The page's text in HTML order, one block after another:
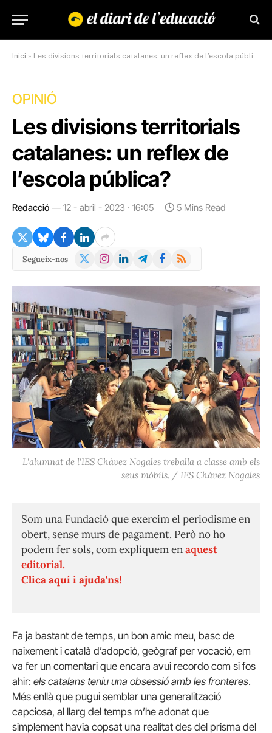
Inici » Les divisions territorials catalanes: un reflex de l’escola pública?
OPINIÓ
Les divisions territorials
catalanes: un reflex de
l’escola pública?
Redacció 12 - abril - 2023 · 16:05 5 Mins Read
Segueix-nos
X
Instagram
LinkedInTelegramFacebook
RSS
L'alumnat de l'IES Chávez Nogales treballa a classe amb els
seus mòbils. / IES Chávez Nogales
Som una Fundació que exercim el periodisme en
obert, sense murs de pagament. Però no ho
podem fer sols, com expliquem enaquest
editorial.
Clica aquí i ajuda'ns!
Fa ja bastant de temps, un bon amic meu, basc de
naixement i català d’adopció, geògraf per vocació, em
va fer un comentari que encara avui recordo com si fos
ahir: els catalans teniu una obsessió amb les fronteres.
Més enllà que pugui semblar una generalització
capciosa, al llarg del temps m’he adonat que
simplement havia copsat una realitat des del prisma del